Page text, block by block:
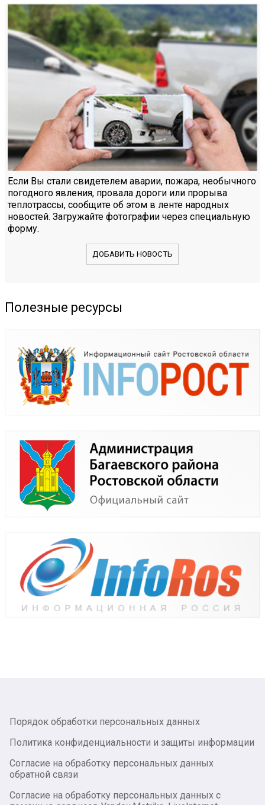
Если Вы стали свидетелем аварии, пожара, необычного
погодного явления, провала дороги или прорыва
теплотрассы, сообщите об этом в ленте народных
новостей. Загружайте фотографии через специальную
форму.
ДОБАВИТЬ НОВОСТЬ
Полезные ресурсы
Порядок обработки персональных данных
Политика конфиденциальности и защиты информации
Согласие на обработку персональных данных
обратной связи
Согласие на обработку персональных данных с